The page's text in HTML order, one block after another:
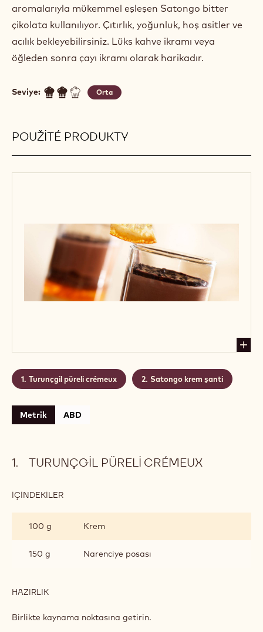
aromalarıyla mükemmel eşleşen Satongo bitter
çikolata kullanılıyor. Çıtırlık, yoğunluk, hoş asitler ve
acılık bekleyebilirsiniz. Lüks kahve ikramı veya
öğleden sonra çayı ikramı olarak harikadır.
Seviye: Orta
POUŽITÉ PRODUKTY
Turunçgil püreli crémeux Satongo krem şanti
Metrik ABD
TURUNÇGIL PÜRELI CRÉMEUX
İÇINDEKILER
CRÉMEUX
100 g Krem
150 g Narenciye posası
HAZIRLIK
PÜRELI
CRÉMEUX
Birlikte kaynama noktasına getirin.